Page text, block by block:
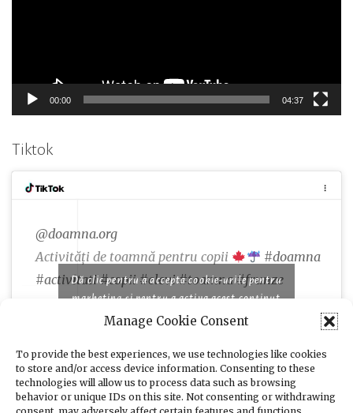
Manage Cookie Consent
To provide the best experiences, we use technologies like cookies
to store and/or access device information. Consenting to these
technologies will allow us to process data such as browsing
behavior or unique IDs on this site. Not consenting or withdrawing
00:00 04:37
Tiktok
@doamna.org
Activități de toamnă pentru copii
#doamna
#activitati #copii #elevi #toamna #frunze
♬ Famous piano songs for comedy and cooking
Dă clic pentru a accepta cookie-urile pentru
marketing și pentru a activa acest conținut